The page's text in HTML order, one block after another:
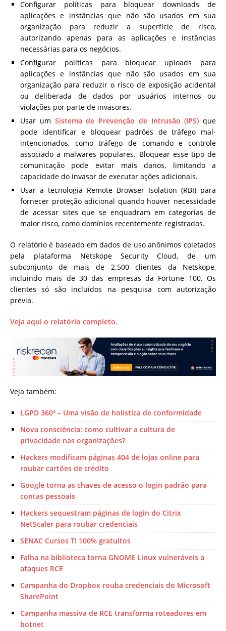
Configurar políticas para bloquear downloads de
aplicações e instâncias que não são usados em sua
organização para reduzir a superfície de risco,
autorizando apenas para as aplicações e instâncias
necessárias para os negócios.
Configurar políticas para bloquear uploads para
aplicações e instâncias que não são usados em sua
organização para reduzir o risco de exposição acidental
ou deliberada de dados por usuários internos ou
violações por parte de invasores.
Usar um Sistema de Prevenção de Intrusão (IPS) que
pode identificar e bloquear padrões de tráfego mal-
intencionados, como tráfego de comando e controle
associado a malwares populares. Bloquear esse tipo de
comunicação pode evitar mais danos, limitando a
capacidade do invasor de executar ações adicionais.
Usar a tecnologia Remote Browser Isolation (RBI) para
fornecer proteção adicional quando houver necessidade
de acessar sites que se enquadram em categorias de
maior risco, como domínios recentemente registrados.
O relatório é baseado em dados de uso anônimos coletados
pela plataforma Netskope Security Cloud, de um
subconjunto de mais de 2.500 clientes da Netskope,
incluindo mais de 30 das empresas da Fortune 100. Os
clientes só são incluídos na pesquisa com autorização
prévia.
Veja aqui o relatório completo.
Veja também:
LGPD 360º – Uma visão de holística de conformidade
Nova consciência: como cultivar a cultura de
privacidade nas organizações?
Hackers modificam páginas 404 de lojas online para
roubar cartões de crédito
Google torna as chaves de acesso o login padrão para
contas pessoais
Hackers sequestram páginas de login do Citrix
NetScaler para roubar credenciais
SENAC Cursos TI 100% gratuitos
Falha na biblioteca torna GNOME Linux vulneráveis ​​a
ataques RCE
Campanha do Dropbox rouba credenciais do Microsoft
SharePoint
Campanha massiva de RCE transforma roteadores em
botnet